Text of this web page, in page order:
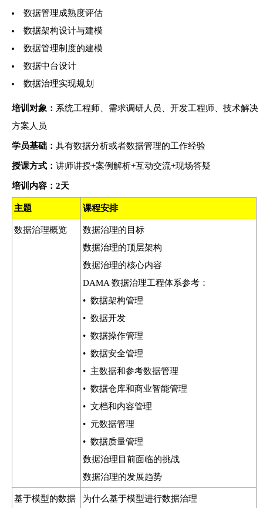
数据管理成熟度评估
数据架构设计与建模
数据管理制度的建模
数据中台设计
数据治理实现规划
培训对象： 系统工程师、需求调研人员、开发工程师、技术解决
方案人员
学员基础： 具有数据分析或者数据管理的工作经验
授课方式： 讲师讲授+案例解析+互动交流+现场答疑
培训 内容：2天
主题 课程安排
数据治理概览
数据治理的目标
数据治理的顶层架构
数据治理的核心内容
DAMA 数据治理工程体系参考：
• 数据架构管理
• 数据开发
• 数据操作管理
• 数据安全管理
• 主数据和参考数据管理
• 数据仓库和商业智能管理
• 文档和内容管理
• 元数据管理
• 数据质量管理
数据治理目前面临的挑战
数据治理的发展趋势
基于模型的数据 为什么基于模型进行数据治理